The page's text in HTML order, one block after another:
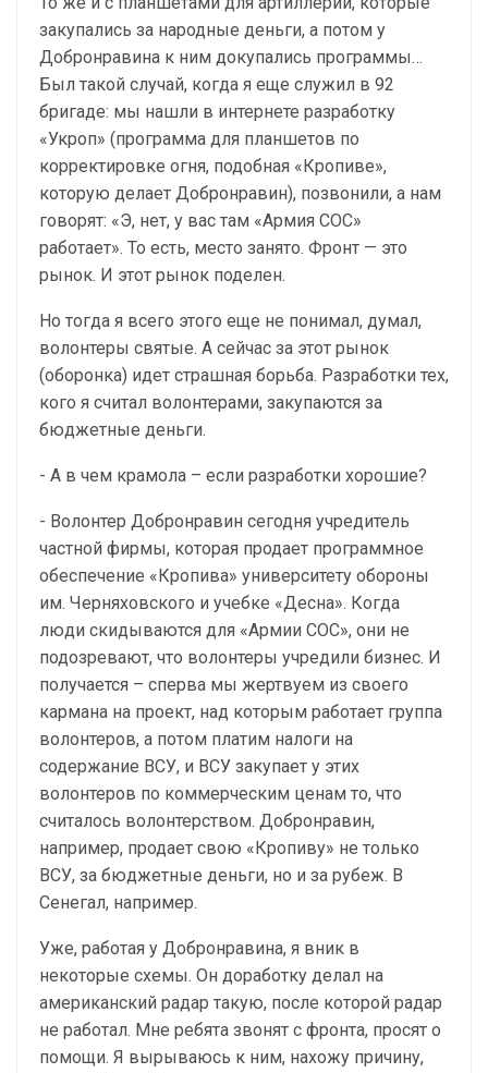
закупались за народные деньги, а потом у
Добронравина к ним докупались программы…
Был такой случай, когда я еще служил в 92
бригаде: мы нашли в интернете разработку
«Укроп» (программа для планшетов по
корректировке огня, подобная «Кропиве»,
которую делает Добронравин), позвонили, а нам
говорят: «Э, нет, у вас там «Армия СОС»
работает». То есть, место занято. Фронт — это
рынок. И этот рынок поделен.
Но тогда я всего этого еще не понимал, думал,
волонтеры святые. А сейчас за этот рынок
(оборонка) идет страшная борьба. Разработки тех,
кого я считал волонтерами, закупаются за
бюджетные деньги.
- А в чем крамола – если разработки хорошие?
- Волонтер Добронравин сегодня учредитель
частной фирмы, которая продает программное
обеспечение «Кропива» университету обороны
им. Черняховского и учебке «Десна». Когда
люди скидываются для «Армии СОС», они не
подозревают, что волонтеры учредили бизнес. И
получается – сперва мы жертвуем из своего
кармана на проект, над которым работает группа
волонтеров, а потом платим налоги на
содержание ВСУ, и ВСУ закупает у этих
волонтеров по коммерческим ценам то, что
считалось волонтерством. Добронравин,
например, продает свою «Кропиву» не только
ВСУ, за бюджетные деньги, но и за рубеж. В
Сенегал, например.
Уже, работая у Добронравина, я вник в
некоторые схемы. Он доработку делал на
американский радар такую, после которой радар
не работал. Мне ребята звонят с фронта, просят о
помощи. Я вырываюсь к ним, нахожу причину,